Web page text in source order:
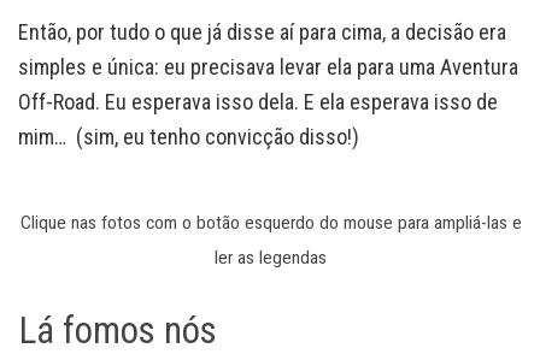
Então, por tudo o que já disse aí para cima, a decisão era
simples e única: eu precisava levar ela para uma Aventura
Off-Road. Eu esperava isso dela. E ela esperava isso de
mim… (sim, eu tenho convicção disso!)
Clique nas fotos com o botão esquerdo do mouse para ampliá-las e
ler as legendas
Lá fomos nós